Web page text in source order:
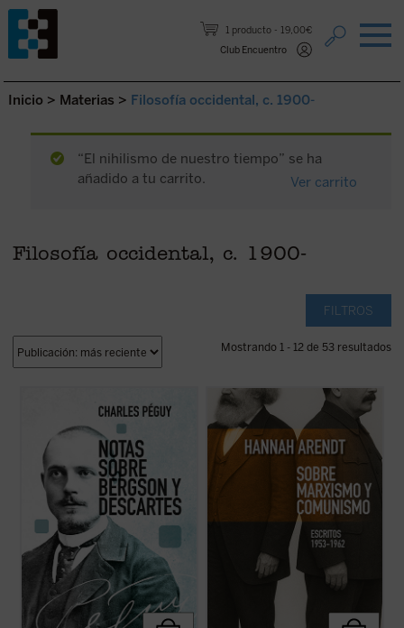
1 producto
19,00€
Club Encuentro
Saltar al contenido.
Inicio > Materias > Filosofía occidental, c. 1900-
“El nihilismo de nuestro tiempo” se ha
añadido a tu carrito.
Ver carrito
Filosofía occidental, c. 1900-
FILTROS
Mostrando 1 - 12 de 53 resultados
Charles Péguy antes de su muerte trágica
en el frente de la Primera Guerra Mundial:
Nota sobre Henri Bergson y la filosofía
bergsoniana
Nota conjunta sobre
Descartes y la filosofía ...(ver ficha)
Este libro no solo recupera una faceta
menos conocida —pero crucial— de una de
las mentes más incisivas del siglo XX, sino
que también ofrece herramientas
esenciales para pensar nuestro presente.
Porque, como muestra Arendt, entender ...
(ver ficha)